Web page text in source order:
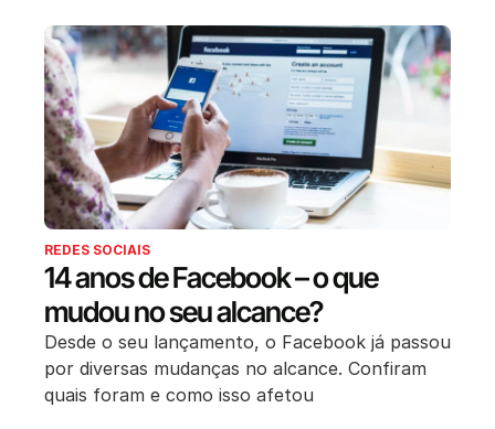
REDES SOCIAIS
14 anos de Facebook – o que
mudou no seu alcance?
Desde o seu lançamento, o Facebook já passou
por diversas mudanças no alcance. Confiram
quais foram e como isso afetou